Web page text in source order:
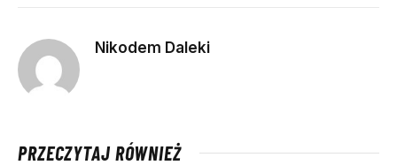
Nikodem Daleki
PRZECZYTAJ RÓWNIEŻ